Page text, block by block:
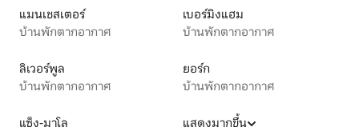
แมนเชสเตอร์
บ้านพักตากอากาศ
เบอร์มิงแฮม
บ้านพักตากอากาศ
ลิเวอร์พูล
บ้านพักตากอากาศ
ยอร์ก
บ้านพักตากอากาศ
แซ็ง-มาโล
แสดงมากขึ้น